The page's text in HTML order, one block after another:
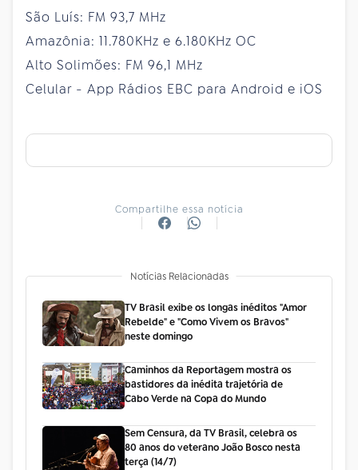
São Luís: FM 93,7 MHz
Amazônia: 11.780KHz e 6.180KHz OC
Alto Solimões: FM 96,1 MHz
Celular - App Rádios EBC para Android e iOS
Compartilhe essa notícia
Notícias Relacionadas
TV Brasil exibe os longas inéditos "Amor
Rebelde" e "Como Vivem os Bravos"
neste domingo
Caminhos da Reportagem mostra os
bastidores da inédita trajetória de
Cabo Verde na Copa do Mundo
Sem Censura, da TV Brasil, celebra os
80 anos do veterano João Bosco nesta
terça (14/7)